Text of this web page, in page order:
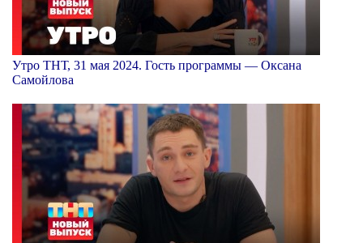
Утро ТНТ, 31 мая 2024. Гость программы — Оксана
Самойлова